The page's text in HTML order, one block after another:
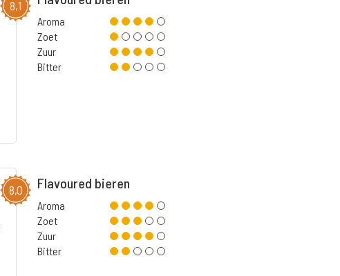
8,1
Aroma
Zoet
Zuur
Bitter
8,0 Flavoured bieren
Aroma
Zoet
Zuur
Bitter